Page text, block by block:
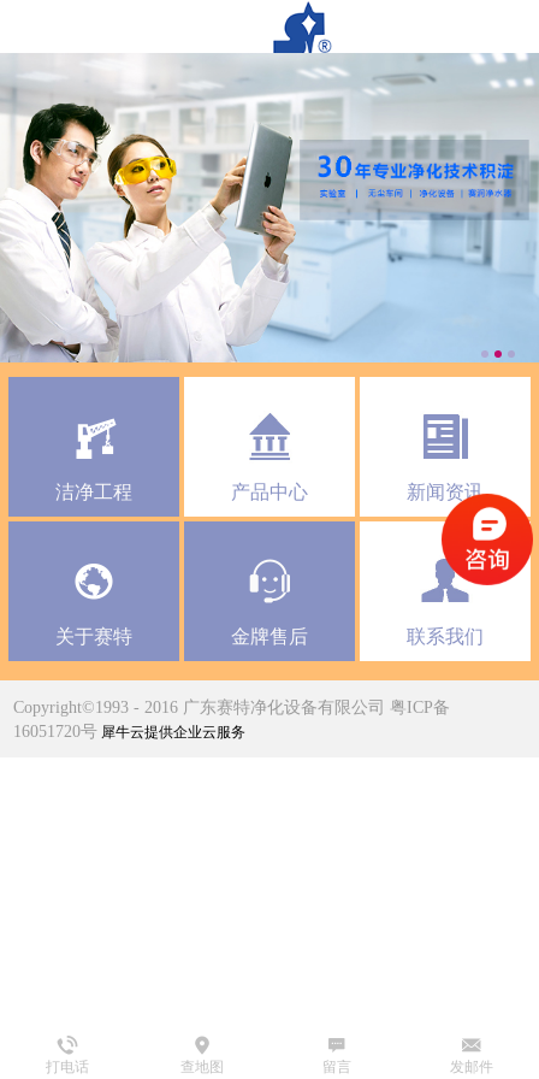
洁净工程 产品中心 新闻资讯
关于赛特 金牌售后 联系我们
Copyright©1993 - 2016 广东赛特净化设备有限公司 粤ICP备
16051720号 犀牛云提供企业云服务
打电话 查地图 发邮件
留言